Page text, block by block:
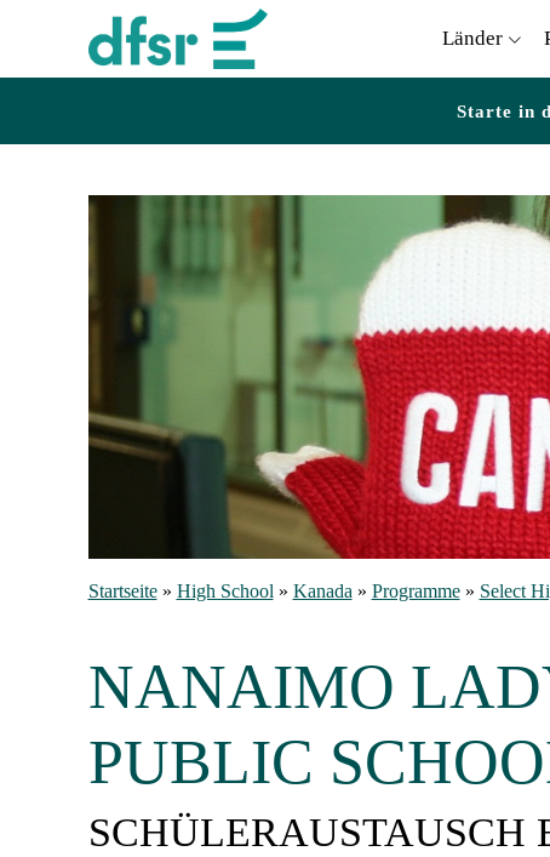
Länder
Starte in
Startseite» High School » Kanada » Programme» Select
NANAIMO
PUBLIC
SCHÜLERAUSTAUSCH